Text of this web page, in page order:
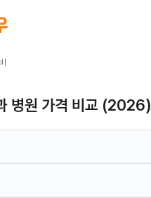
병원 가격 비교 (2026)